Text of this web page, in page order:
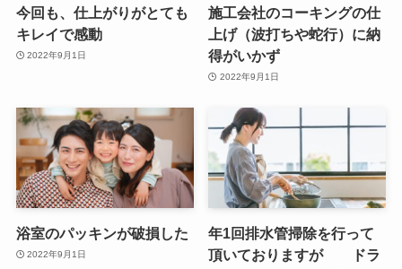
今回も、仕上がりがとても
キレイで感動
2022年9月1日
施工会社のコーキングの仕
上げ（波打ちや蛇行）に納
得がいかず
2022年9月1日
浴室のパッキンが破損した
2022年9月1日
年1回排水管掃除を行って
頂いておりますが ドラ